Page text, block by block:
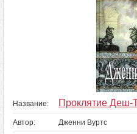
Название: Проклятие Деш-
Автор: Дженни Вуртс